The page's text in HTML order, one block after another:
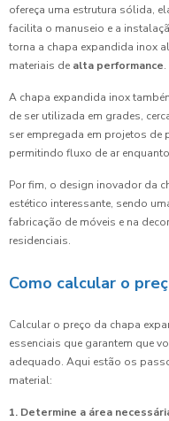
ofereça uma estrutura sólida,
facilita o manuseio e a
torna a chapa expandida inox
materiais de alta performance.
A chapa expandida inox
de ser utilizada em grades,
ser empregada em projetos de
permitindo fluxo de ar
Por fim, o design inovador da
estético interessante, sendo
fabricação de móveis e na
residenciais.
Como calcular o
Calcular o preço da chapa
essenciais que garantem que
adequado. Aqui estão os
material:
1. Determine a área